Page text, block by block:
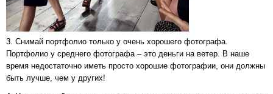
3. Снимай портфолио только у очень хорошего фотографа.
Портфолио у среднего фотографа – это деньги на ветер. В наше
время недостаточно иметь просто хорошие фотографии, они должны
быть лучше, чем у других!